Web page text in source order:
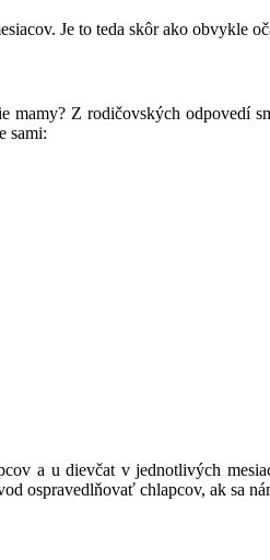
Je to teda skôr ako obvykle
Z rodičovských odpovedí
sami:
a u dievčat v jednotlivých
ospravedlňovať chlapcov, ak sa